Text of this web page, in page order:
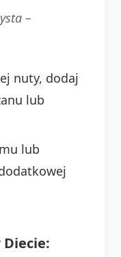
–
nuty, dodaj
lub
lub